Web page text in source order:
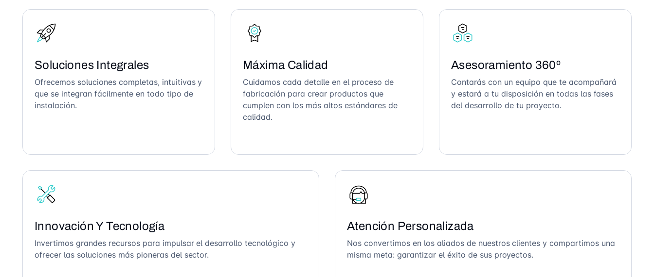
Soluciones Integrales
Ofrecemos soluciones completas, intuitivas y
que se integran fácilmente en todo tipo de
instalación.
Máxima Calidad
Cuidamos cada detalle en el proceso de
fabricación para crear productos que
cumplen con los más altos estándares de
calidad.
Asesoramiento 360º
Contarás con un equipo que te acompañará
y estará a tu disposición en todas las fases
del desarrollo de tu proyecto.
Innovación Y Tecnología
Invertimos grandes recursos para impulsar el desarrollo tecnológico y
ofrecer las soluciones más pioneras del sector.
Atención Personalizada
Nos convertimos en los aliados de nuestros clientes y compartimos una
misma meta: garantizar el éxito de sus proyectos.